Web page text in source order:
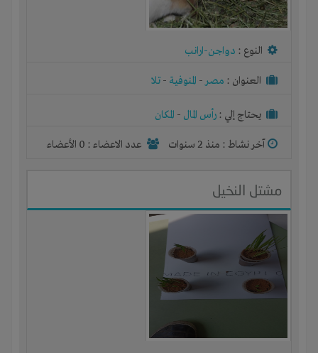
النوع : دواجن-ارانب
العنوان : مصر- المنوفية - تلا
يحتاج إلي : رأس المال - المكان
آخر نشاط : منذ 2 سنوات عدد الاعضاء : 0 الأعضاء
مشتل النخيل